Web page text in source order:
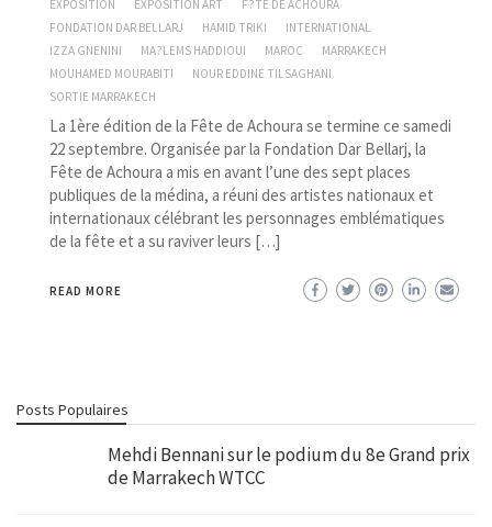
EXPOSITION
EXPOSITION ART
F?TE DE ACHOURA
FONDATION DAR BELLARJ
HAMID TRIKI
INTERNATIONAL
IZZA GNENINI
MA?LEMS HADDIOUI MAROC
MARRAKECH
MOUHAMED MOURABITI
NOUR EDDINE TILSAGHANI
SORTIE MARRAKECH
La 1ère édition de la Fête de Achoura se termine ce samedi
22 septembre. Organisée par la Fondation Dar Bellarj, la
Fête de Achoura a mis en avant l’une des sept places
publiques de la médina, a réuni des artistes nationaux et
internationaux célébrant les personnages emblématiques
de la fête et a su raviver leurs […]
READ MORE
Posts Populaires
Mehdi Bennani sur le podium du 8e Grand prix
de Marrakech WTCC